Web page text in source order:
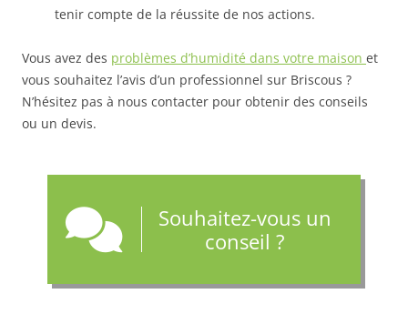
tenir compte de la réussite de nos actions.
Vous avez des problèmes d’humidité dans votre maison et
vous souhaitez l’avis d’un professionnel sur Briscous ?
N’hésitez pas à nous contacter pour obtenir des conseils
ou un devis.
Souhaitez-vous un
conseil ?